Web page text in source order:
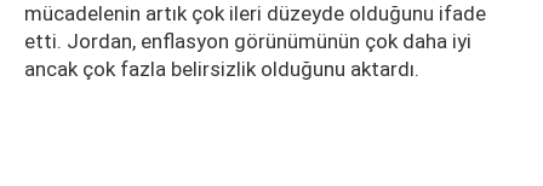
mücadelenin artık çok ileri düzeyde olduğunu ifade
etti. Jordan, enflasyon görünümünün çok daha iyi
ancak çok fazla belirsizlik olduğunu aktardı.